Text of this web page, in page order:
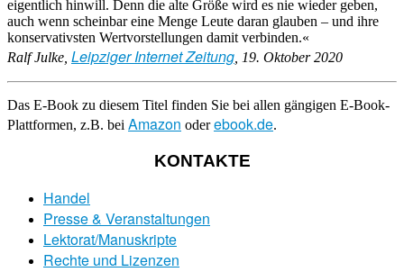
eigentlich hinwill. Denn die alte Größe wird es nie wieder geben,
auch wenn scheinbar eine Menge Leute daran glauben – und ihre
konservativsten Wertvorstellungen damit verbinden.«
Ralf Julke, Leipziger Internet Zeitung , 19. Oktober 2020
Das E-Book zu diesem Titel finden Sie bei allen gängigen E-Book-
Plattformen, z.B. bei Amazon oderebook.de.
KONTAKTE
Handel
Presse & Veranstaltungen
Lektorat/Manuskripte
Rechte und Lizenzen